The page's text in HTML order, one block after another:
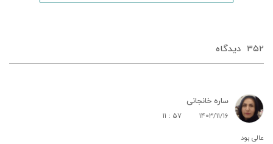
۳۵۲ دیدگاه‌
ساره خانجانی
۱۴۰۳/۱۱/۱۶ ۱۱ : ۵۷
عالی بود